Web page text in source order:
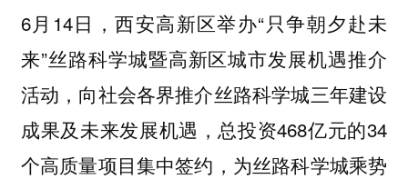
6月14日，西安高新区举办“只争朝夕赴未
来”丝路科学城暨高新区城市发展机遇推介
活动，向社会各界推介丝路科学城三年建设
成果及未来发展机遇，总投资468亿元的34
个高质量项目集中签约，为丝路科学城乘势